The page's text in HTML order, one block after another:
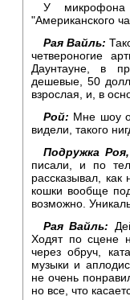
У микрофона
"Американского
Рая Вайль:
четвероногие
Даунтауне, в
дешевые, 50
взрослая, и, в
Рой: Мне шоу
видели, такого
Подружка
писали, и по
рассказывал,
кошки вообще
возможно.
Рая Вайль:
Ходят по сцене
через обруч,
музыки и
не очень
но все, что